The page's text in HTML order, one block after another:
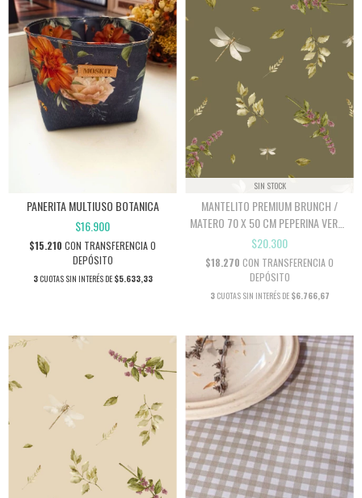
PANERITA MULTIUSO BOTANICA
$16.900
$15.210 CON TRANSFERENCIA O
DEPÓSITO
3CUOTAS SIN INTERÉS DE $5.633,33
SIN STOCK
MANTELITO PREMIUM BRUNCH /
MATERO 70 X 50 CM PEPERINA VERDE
OSCURO
$20.300
$18.270 CON TRANSFERENCIA O
DEPÓSITO
3CUOTAS SIN INTERÉS DE $6.766,67